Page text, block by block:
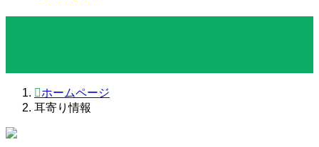
ホームページ
耳寄り情報